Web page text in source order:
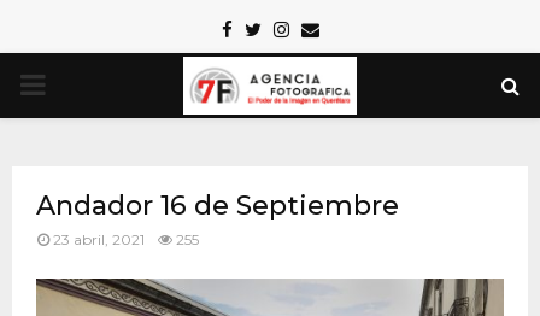
Facebook
TwitterInstagram
Email
PRIMARY
Andador 16 de Septiembre
23 abril, 2021 255